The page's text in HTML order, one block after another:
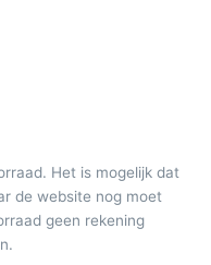
Het is mogelijk dat
de website nog moet
geen rekening